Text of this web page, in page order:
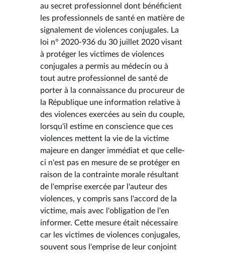
au secret professionnel dont bénéficient
les professionnels de santé en matière de
signalement de violences conjugales. La
loi n° 2020-936 du 30 juillet 2020 visant
à protéger les victimes de violences
conjugales a permis au médecin ou à
tout autre professionnel de santé de
porter à la connaissance du procureur de
la République une information relative à
des violences exercées au sein du couple,
lorsqu'il estime en conscience que ces
violences mettent la vie de la victime
majeure en danger immédiat et que celle-
ci n'est pas en mesure de se protéger en
raison de la contrainte morale résultant
de l'emprise exercée par l'auteur des
violences, y compris sans l'accord de la
victime, mais avec l'obligation de l'en
informer. Cette mesure était nécessaire
car les victimes de violences conjugales,
souvent sous l'emprise de leur conjoint